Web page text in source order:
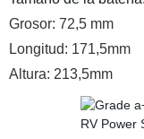
Grosor: 72,5 mm
Longitud: 171,5mm
Altura: 213,5mm